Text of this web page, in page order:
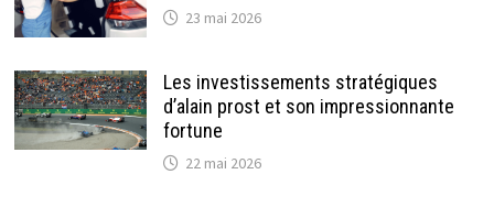
23 mai 2026
Les investissements stratégiques
d’alain prost et son impressionnante
fortune
22 mai 2026